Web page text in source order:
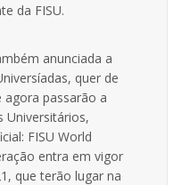
da FISU.
anunciada a
quer de
agora passarão a
Universitários,
FISU World
entra em vigor
que terão lugar na